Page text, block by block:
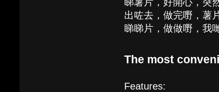
出咗去，做完嘢，薯
睇睇片，做做嘢，我
The most
Features: